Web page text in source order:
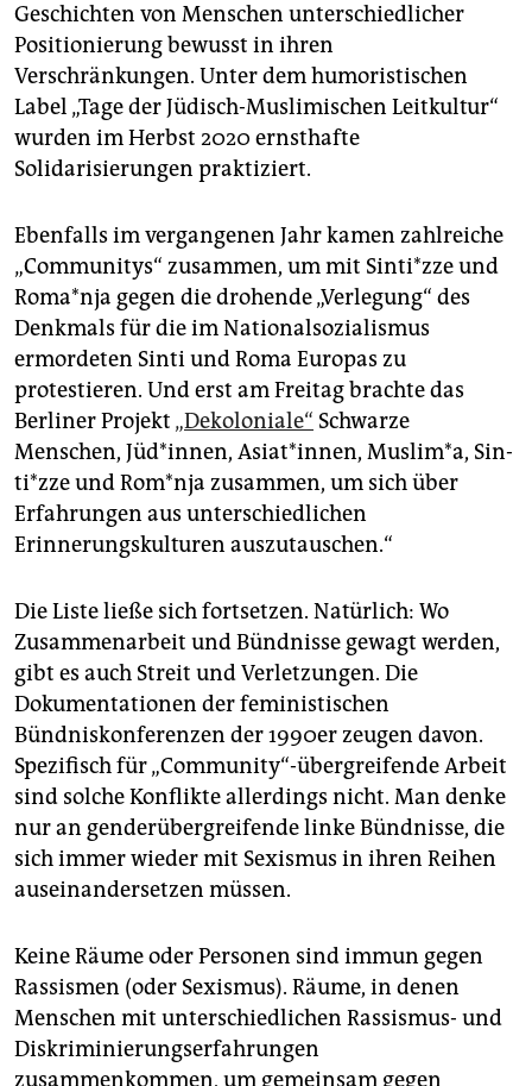
Geschichten von Menschen unterschiedlicher
Positionierung bewusst in ihren
Verschränkungen. Unter dem humoristischen
Label „Tage der Jüdisch-Muslimischen Leitkultur“
wurden im Herbst 2020 ernsthafte
Solidarisierungen praktiziert.
Ebenfalls im vergangenen Jahr kamen zahlreiche
„Communitys“ zusammen, um mit Sin­ti*z­ze und
Ro­ma*n­ja gegen die drohende „Verlegung“ des
Denkmals für die im Nationalsozialismus
ermordeten Sinti und Roma Europas zu
protestieren. Und erst am Freitag brachte das
Berliner Projekt „Dekoloniale“ Schwarze
Menschen, Jüd*innen, Asiat*innen, Muslim*a, Sin­
ti*z­ze und Rom*­nja zusammen, um sich über
Erfahrungen aus unterschiedlichen
Erinnerungskulturen auszutauschen.“
Die Liste ließe sich fortsetzen. Natürlich: Wo
Zusammenarbeit und Bündnisse gewagt werden,
gibt es auch Streit und Verletzungen. Die
Dokumentationen der feministischen
Bündniskonferenzen der 1990er zeugen davon.
Spezifisch für „Community“-übergreifende Arbeit
sind solche Konflikte allerdings nicht. Man denke
nur an genderübergreifende linke Bündnisse, die
sich immer wieder mit Sexismus in ihren Reihen
auseinandersetzen müssen.
Keine Räume oder Personen sind immun gegen
Rassismen (oder Sexismus). Räume, in denen
Menschen mit unterschiedlichen Rassismus- und
Diskriminierungserfahrungen
zusammenkommen, um gemeinsam gegen